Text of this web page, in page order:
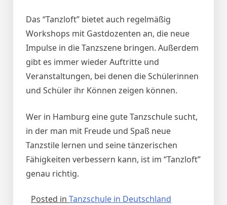
Das “Tanzloft” bietet auch regelmäßig
Workshops mit Gastdozenten an, die neue
Impulse in die Tanzszene bringen. Außerdem
gibt es immer wieder Auftritte und
Veranstaltungen, bei denen die Schülerinnen
und Schüler ihr Können zeigen können.
Wer in Hamburg eine gute Tanzschule sucht,
in der man mit Freude und Spaß neue
Tanzstile lernen und seine tänzerischen
Fähigkeiten verbessern kann, ist im “Tanzloft”
genau richtig.
Posted in Tanzschule in Deutschland